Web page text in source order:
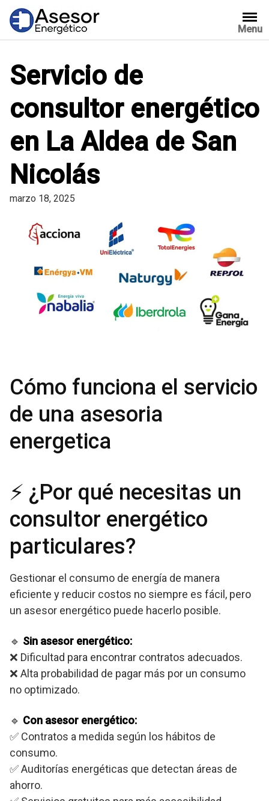
Saltar
contenido
Menu
Servicio de
consultor energético
en La Aldea de San
Nicolás
marzo 18, 2025
Cómo funciona el servicio
de una asesoria
energetica
⚡ ¿Por qué necesitas un
consultor energético
particulares?
Gestionar el consumo de energía de manera
eficiente y reducir costos no siempre es fácil, pero
un asesor energético puede hacerlo posible.
🔹 Sin asesor energético:
❌ Dificultad para encontrar contratos adecuados.
❌ Alta probabilidad de pagar más por un consumo
no optimizado.
🔹 Con asesor energético:
✅ Contratos a medida según los hábitos de
consumo.
✅ Auditorías energéticas que detectan áreas de
ahorro.